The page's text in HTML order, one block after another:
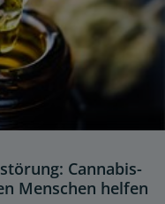
Cannabis-
Menschen helfen